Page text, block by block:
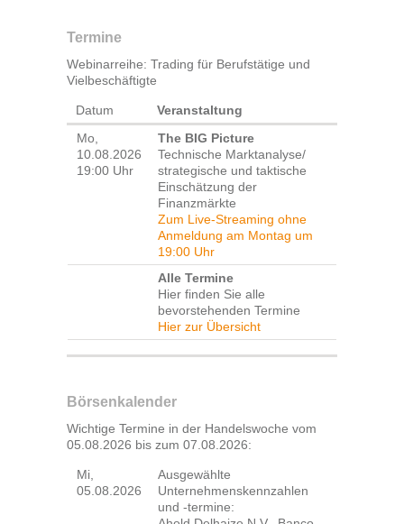
Termine
Webinarreihe: Trading für Berufstätige und
Vielbeschäftigte
Datum
Veranstaltung
Mo,
10.08.2026
19:00 Uhr
The BIG Picture
Technische Marktanalyse/
strategische und taktische
Einschätzung der
Finanzmärkte
Zum Live-Streaming ohne
Anmeldung am Montag um
19:00 Uhr
Alle Termine
Hier finden Sie alle
bevorstehenden Termine
Hier zur Übersicht
Börsenkalender
Wichtige Termine in der Handelswoche vom
05.08.2026 bis zum 07.08.2026:
Mi,
05.08.2026
Ausgewählte
Unternehmenskennzahlen
und -termine: